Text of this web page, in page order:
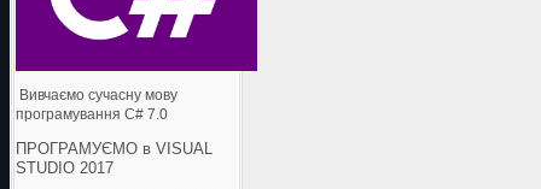
Вивчаємо сучасну мову
програмування C# 7.0
ПРОГРАМУЄМО в VISUAL
STUDIO 2017